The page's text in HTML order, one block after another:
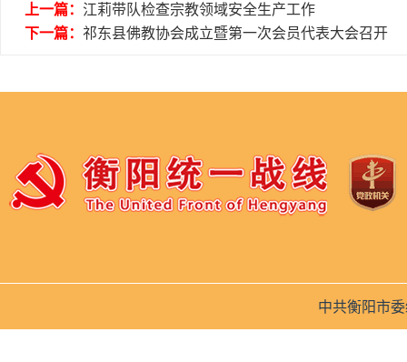
上一篇： 江莉带队检查宗教领域安全生产工作
下一篇： 祁东县佛教协会成立暨第一次会员代表大会召开
中共衡阳市